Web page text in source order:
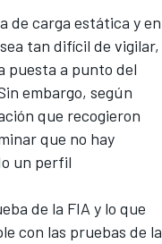
de carga estática y en
tan difícil de vigilar,
puesta a punto del
embargo, según
que recogieron
que no hay
un perfil
de la FIA y lo que
con las pruebas de la